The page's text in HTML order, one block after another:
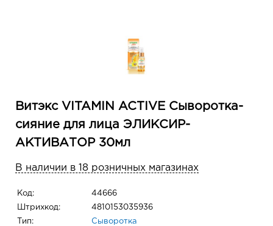
Витэкс VITAMIN ACTIVE Сыворотка-
сияние для лица ЭЛИКСИР-
АКТИВАТОР 30мл
В наличии в 18 розничных магазинах
Код: 44666
Штрихкод: 4810153035936
Тип: Сыворотка